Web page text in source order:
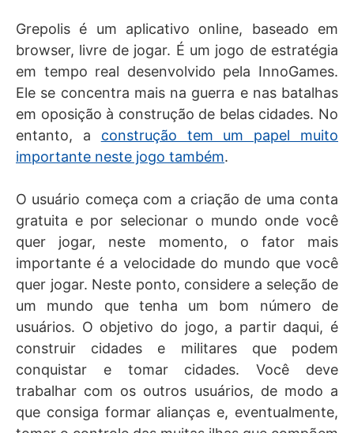
Grepolis é um aplicativo online, baseado em
browser, livre de jogar. É um jogo de estratégia
em tempo real desenvolvido pela InnoGames.
Ele se concentra mais na guerra e nas batalhas
em oposição à construção de belas cidades. No
entanto, a construção tem um papel muito
importante neste jogo também.
O usuário começa com a criação de uma conta
gratuita e por selecionar o mundo onde você
quer jogar, neste momento, o fator mais
importante é a velocidade do mundo que você
quer jogar. Neste ponto, considere a seleção de
um mundo que tenha um bom número de
usuários. O objetivo do jogo, a partir daqui, é
construir cidades e militares que podem
conquistar e tomar cidades. Você deve
trabalhar com os outros usuários, de modo a
que consiga formar alianças e, eventualmente,